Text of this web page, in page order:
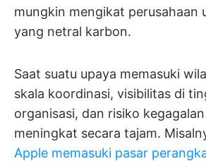
mungkin mengikat perusahaan
yang netral karbon.
Saat suatu upaya memasuki
skala koordinasi, visibilitas di
organisasi, dan risiko
meningkat secara tajam.
Apple memasuki pasar